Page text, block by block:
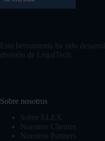
Esta herramienta ha sido
división de LegalTech.
Sobre nosotros
Sobre ELEX
Nuestros Clientes
Nuestros Partners